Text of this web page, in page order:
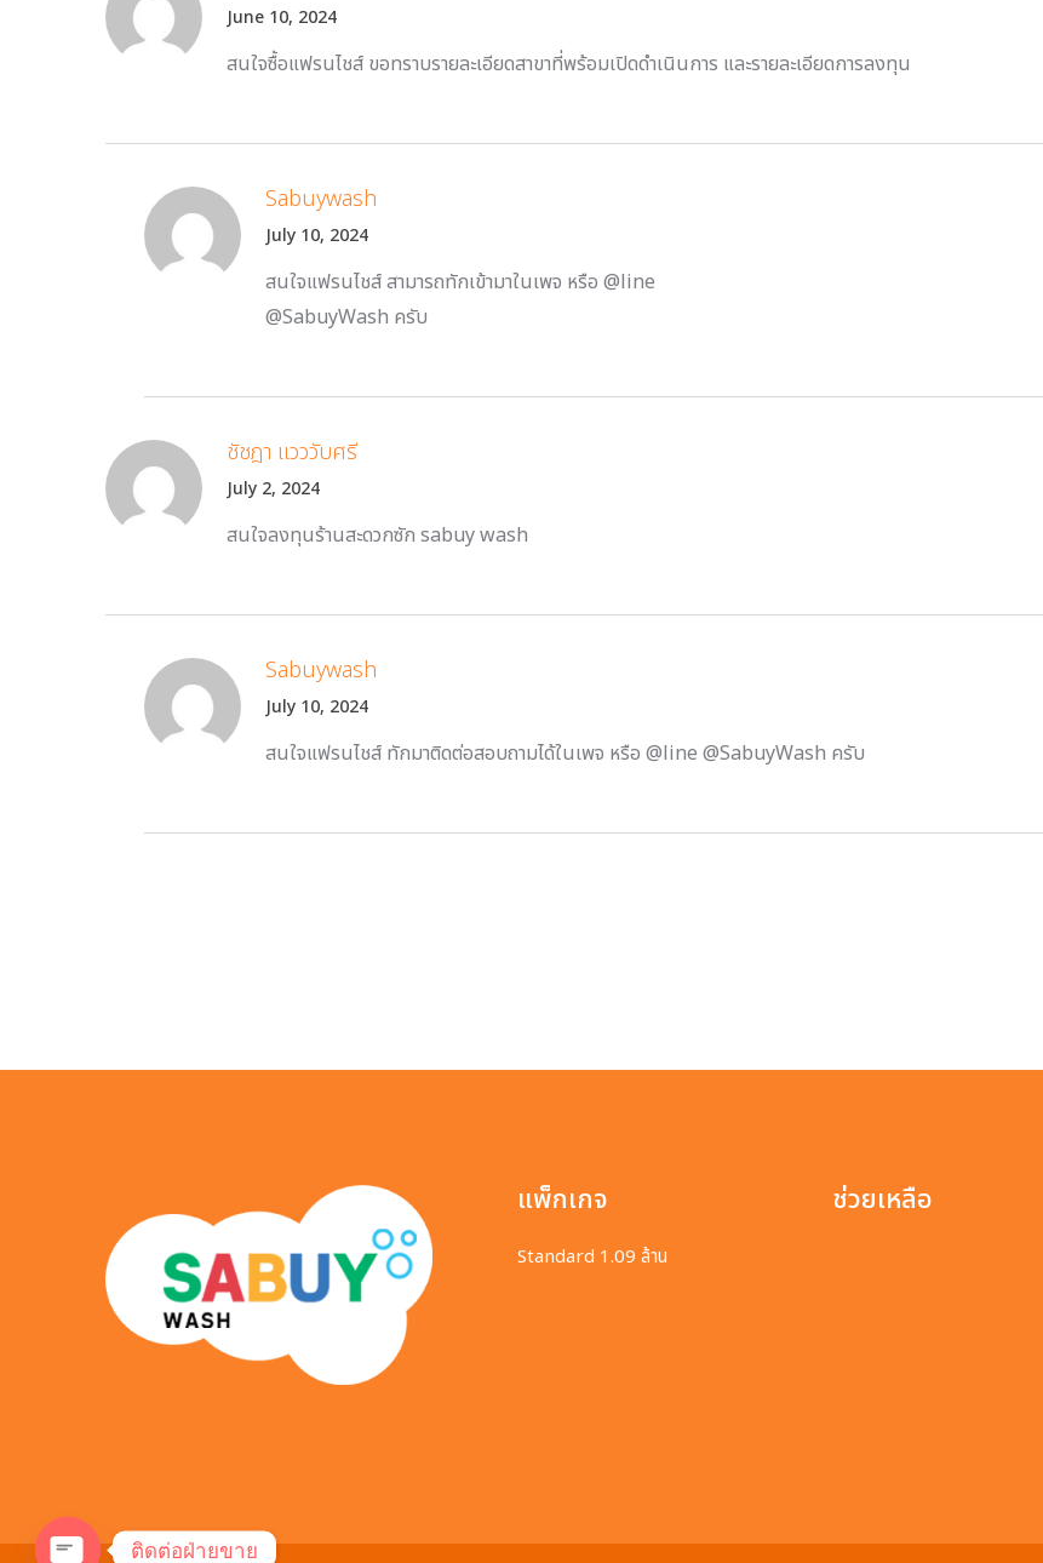
June 10, 2024
สนใจซื้อแฟรนไชส์ ขอทราบรายละเอียดสาขาที่พร้อมเปิดดำเนินการ และรายละเอียดการลงทุน
Sabuywash
July 10, 2024
สนใจแฟรนไชส์ สามารถทักเข้ามาในเพจ หรือ @line
@SabuyWash ครับ
ชัชฎา แวววับศรี
July 2, 2024
สนใจลงทุนร้านสะดวกซัก sabuy wash
Sabuywash
July 10, 2024
สนใจแฟรนไชส์ ทักมาติดต่อสอบถามได้ในเพจ หรือ @line @SabuyWash ครับ
แพ็กเกจ
Standard 1.09 ล้าน
ช่วยเหลือ
ติดต่อฝ่ายขาย